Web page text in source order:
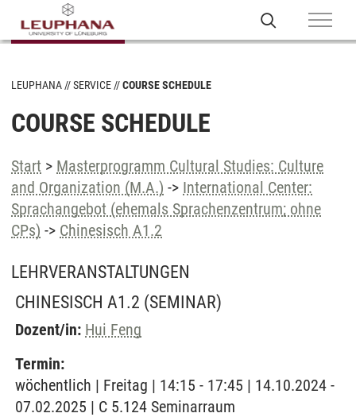
LEUPHANA SERVICE COURSE SCHEDULE
COURSE SCHEDULE
Start > Masterprogramm Cultural Studies: Culture
and Organization (M.A.) -> International Center:
Sprachangebot (ehemals Sprachenzentrum; ohne
CPs) -> Chinesisch A1.2
LEHRVERANSTALTUNGEN
CHINESISCH A1.2 (SEMINAR)
Dozent/in: Hui Feng
Termin:
wöchentlich | Freitag | 14:15 - 17:45 | 14.10.2024 -
07.02.2025 | C 5.124 Seminarraum